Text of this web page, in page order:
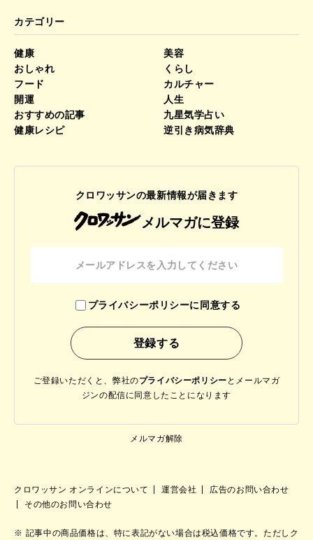
カテゴリー
健康
美容
おしゃれ
くらし
フード
カルチャー
開運
人生
おすすめの記事
九星気学占い
健康レシピ
逆引き病気辞典
クロワッサンの最新情報が届きます
メルマガに登録
プライバシーポリシーに同意する
ご登録いただくと、弊社のプライバシーポリシー と メールマガ
ジンの配信に同意したことになります
メルマガ解除
クロワッサン オンラインについて 運営会社
広告のお問い合わせ
その他のお問い合わせ
記事中の商品価格は、特に表記がない場合は税込価格です。ただしク